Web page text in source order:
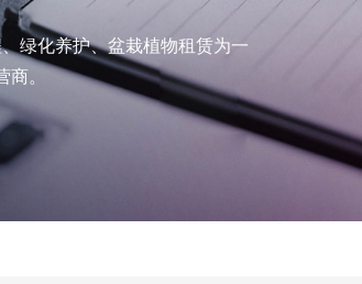
绿化养护、盆栽植物租赁为一
。